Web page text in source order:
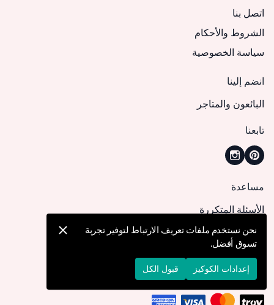
اتصل بنا
الشروط والأحكام
سياسة الخصوصية
انضم إلينا
البائعون والمتاجر
تابعنا
مساعدة
الأسئلة المتكررة
كيف يمكنني تقديم طلب؟
الشحن والتوصيل
الإرجاع والإلغاء
نحن نستخدم ملفات تعريف الارتباط لتوفير تجربة
تسوق أفضل.
إعدادات الكوكيز قبول الكل